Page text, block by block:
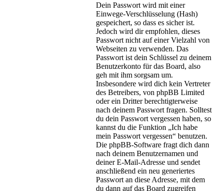
Dein Passwort wird mit einer
Einwege-Verschlüsselung (Hash)
gespeichert, so dass es sicher ist.
Jedoch wird dir empfohlen, dieses
Passwort nicht auf einer Vielzahl von
Webseiten zu verwenden. Das
Passwort ist dein Schlüssel zu deinem
Benutzerkonto für das Board, also
geh mit ihm sorgsam um.
Insbesondere wird dich kein Vertreter
des Betreibers, von phpBB Limited
oder ein Dritter berechtigterweise
nach deinem Passwort fragen. Solltest
du dein Passwort vergessen haben, so
kannst du die Funktion „Ich habe
mein Passwort vergessen“ benutzen.
Die phpBB-Software fragt dich dann
nach deinem Benutzernamen und
deiner E-Mail-Adresse und sendet
anschließend ein neu generiertes
Passwort an diese Adresse, mit dem
du dann auf das Board zugreifen